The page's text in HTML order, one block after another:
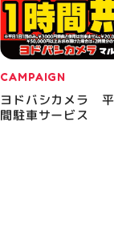
CAMPAIGN
ヨドバシカメラ
間駐車サービス